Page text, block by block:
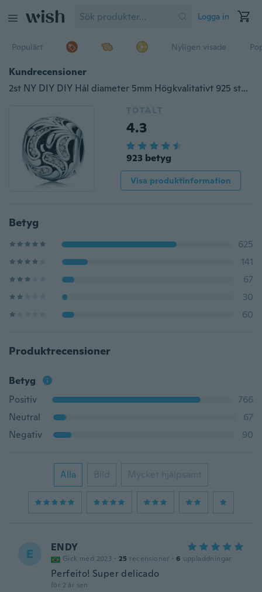
Logga in
Populärt Nyligen visade
Kundrecensioner
2st NY DIY DIY Hål diameter 5mm Högkvalitativt 925 sterling silver europeisk pärla hänge CZ Charm Clip Säkerhetsstoppsavstånd ihåliga pärlor Passar kvinnor Pan armband armband halsband
TOTALT
4.3
923 betyg
Visa produktinformation
Betyg
625
141
67
30
60
Produktrecensioner
Betyg
Positiv
766
Neutral
67
Negativ
90
Alla Bild Mycket hjälpsamt
E ENDY
Gick med 2023 · 25 recensioner · 6 uppladdningar
Perfeito! Super delicado
för 2 år sen